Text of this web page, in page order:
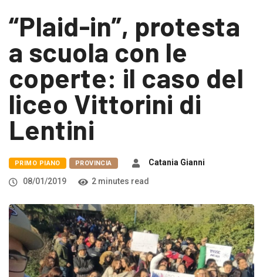
“Plaid-in”, protesta
a scuola con le
coperte: il caso del
liceo Vittorini di
Lentini
PRIMO PIANO PROVINCIA
Catania Gianni
08/01/2019
2 minutes read